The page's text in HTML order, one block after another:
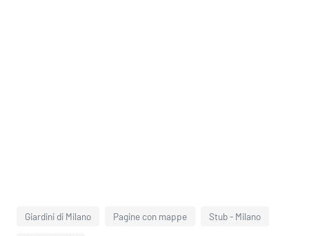
Giardini di Milano Pagine con mappe Stub - Milano